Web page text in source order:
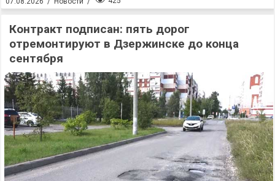
Контракт подписан: пять дорог
отремонтируют в Дзержинске до конца
сентября